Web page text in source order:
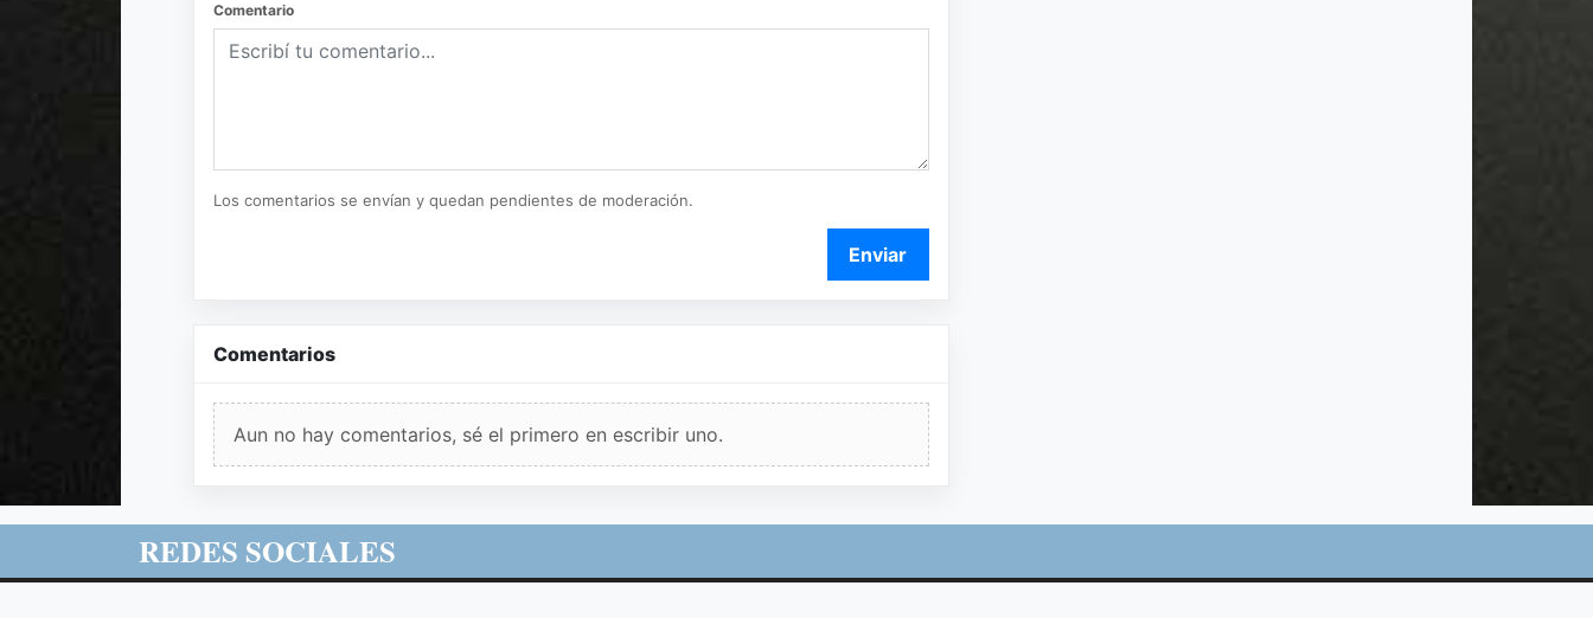
Comentario
Los comentarios se envían y quedan pendientes de moderación.
Enviar
Comentarios
Aun no hay comentarios, sé el primero en escribir uno.
REDES SOCIALES